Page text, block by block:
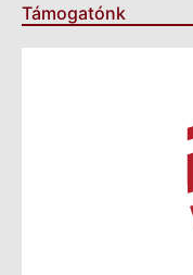
Támogatónk